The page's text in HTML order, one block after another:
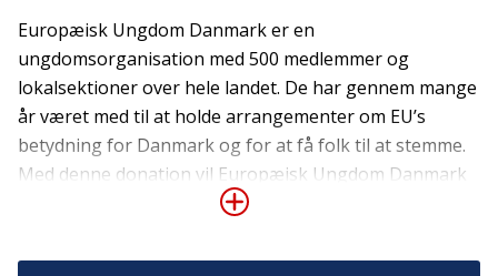
Europæisk Ungdom Danmark er en
ungdomsorganisation med 500 medlemmer og
lokalsektioner over hele landet. De har gennem mange
år været med til at holde arrangementer om EU’s
betydning for Danmark og for at få folk til at stemme.
Med denne donation vil Europæisk Ungdom Danmark
gennemføre aktiviteter på gymnasier, erhvervsskoler
bred skare af unge med forskellige baggrunde.
Tilmeld nyhedsbrev
De seneste nyheder om TrygFondens og TryghedsGruppens